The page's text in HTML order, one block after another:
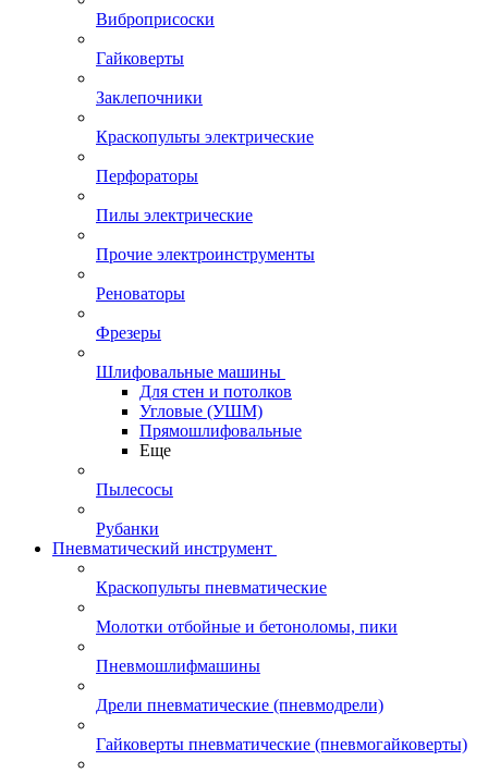
Виброприсоски
Гайковерты
Заклепочники
Краскопульты электрические
Перфораторы
Пилы электрические
Прочие электроинструменты
Реноваторы
Фрезеры
Шлифовальные машины
Для стен и потолков
Угловые (УШМ)
Прямошлифовальные
Еще
Пылесосы
Рубанки
Пневматический инструмент
Краскопульты пневматические
Молотки отбойные и бетоноломы, пики
Пневмошлифмашины
Дрели пневматические (пневмодрели)
Гайковерты пневматические (пневмогайковерты)